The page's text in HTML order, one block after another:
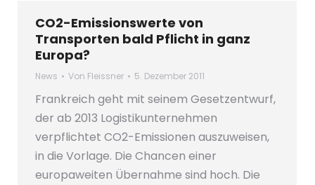
CO2-Emissionswerte von
Transporten bald Pflicht in ganz
Europa?
News Von Fleissner 5. Dezember 2011
Frankreich geht mit seinem Gesetzentwurf,
der ab 2013 Logistikunternehmen
verpflichtet CO2-Emissionen auszuweisen,
in die Vorlage. Die Chancen einer
europaweiten Übernahme sind hoch. Die